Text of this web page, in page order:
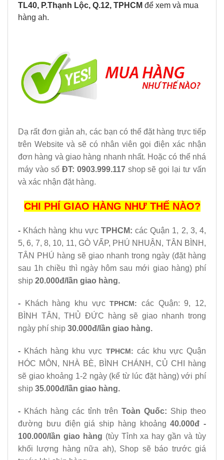
TL40, P.Thạnh Lộc, Q.12, TPHCM để xem và mua
hàng ah.
Dạ rất đơn giản ah, các bạn có thể đặt hàng trực tiếp
trên Website và sẽ có nhân viên gọi điện xác nhận
đơn hàng và giao hàng nhanh nhất. Hoặc có thể nhá
máy vào số ĐT: 0903.999.117shop sẽ gọi lại tư vấn
và xác nhận đặt hàng.
CHI PHÍ GIAO HÀNG NHƯ THẾ NÀO?
- Khách hàng khu vựcTPHCM:các Quận 1, 2, 3, 4,
5, 6, 7, 8, 10, 11, GÒ VẤP, PHÚ NHUẬN, TÂN BÌNH,
TÂN PHÚ hàng sẽ giao nhanh trong ngày (đặt hàng
sau 1h chiều thì ngày hôm sau mới giao hàng) phí
ship 20.000đ/lần giao hàng.
- Khách hàng khu vựcTPHCM:
các Quận: 9, 12,
BÌNH TÂN, THỦ ĐỨC hàng sẽ giao nhanh trong
ngày phí ship 30.000đ/lần giao hàng.
- Khách hàng khu vực TPHCM: các khu vực Quận
HÓC MÔN, NHÀ BÈ, BÌNH CHÁNH, CỦ CHI hàng
sẽ giao khoảng 1-2 ngày (kể từ lúc đặt hàng) với phí
ship 35.000đ/lần giao hàng.
- Khách hàng các tỉnh trên Toàn Quốc: Ship theo
đường bưu điện giá ship hàng khoảng40.000đ -
100.000/lần giao hàng (tùy Tỉnh xa hay gần và tùy
khối lượng hàng nữa ah), Shop sẽ báo trước giá